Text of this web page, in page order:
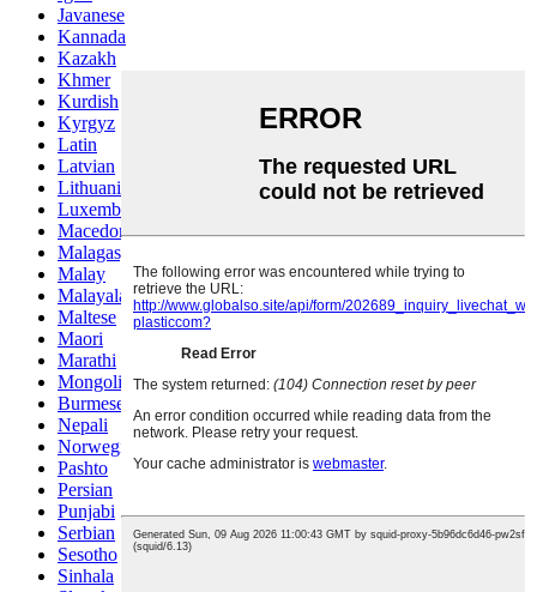
Javanese
Kannada
Kazakh
Khmer
Kurdish
Kyrgyz
Latin
Latvian
Lithuanian
Luxembou..
Macedonian
Malagasy
Malay
Malayalam
Maltese
Maori
Marathi
Mongolian
Burmese
Nepali
Norwegian
Pashto
Persian
Punjabi
Serbian
Sesotho
Sinhala